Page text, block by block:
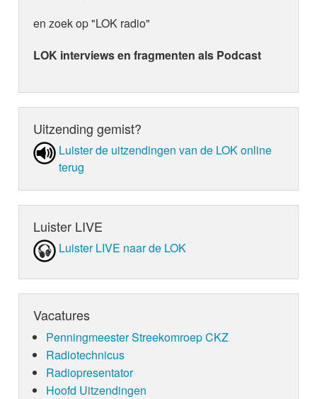
en zoek op "LOK radio"
LOK interviews en fragmenten als Podcast
Uitzending gemist?
Luister de uit­zen­din­gen van de LOK online
terug
Luister LIVE
Luister LIVE naar de LOK
Vacatures
Penningmeester Streekomroep CKZ
Radiotechnicus
Radiopresentator
Hoofd Uitzendingen